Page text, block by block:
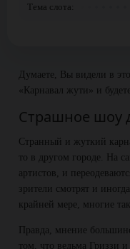
Тема слота:
Думаете, Вы видели в
«Карнавал жути» и
Страшное шоу
Странный и жуткий
то в другом городе. На
артистов, и
зрители смотрят и
крайней мере, многие
Правда, мнение
том, что ведьма Гриззи